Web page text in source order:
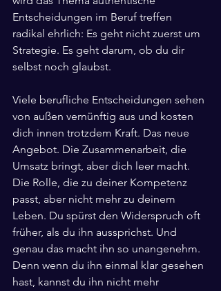
Entscheidungen im Beruf treffen
radikal ehrlich: Es geht nicht zuerst um
Strategie. Es geht darum, ob du dir
selbst noch glaubst.
Viele berufliche Entscheidungen sehen
von außen vernünftig aus und kosten
dich innen trotzdem Kraft. Das neue
Angebot. Die Zusammenarbeit, die
Umsatz bringt, aber dich leer macht.
Die Rolle, die zu deiner Kompetenz
passt, aber nicht mehr zu deinem
Leben. Du spürst den Widerspruch oft
früher, als du ihn aussprichst. Und
genau das macht ihn so unangenehm.
Denn wenn du ihn einmal klar gesehen
hast, kannst du ihn nicht mehr